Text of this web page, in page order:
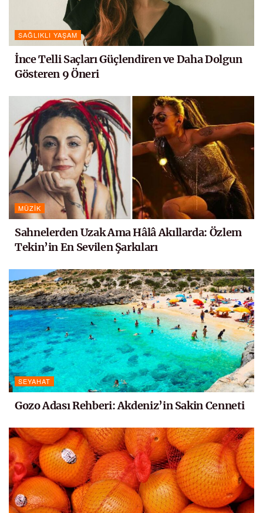
SAĞLIKLI YAŞAM
İnce Telli Saçları Güçlendiren ve Daha Dolgun
Gösteren 9 Öneri
MÜZIK
Sahnelerden Uzak Ama Hâlâ Akıllarda: Özlem
Tekin’in En Sevilen Şarkıları
SEYAHAT
Gozo Adası Rehberi: Akdeniz’in Sakin Cenneti